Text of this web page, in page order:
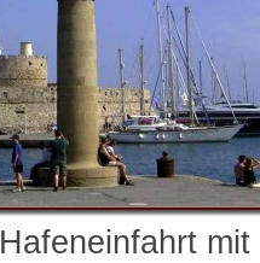
Hafeneinfahrt